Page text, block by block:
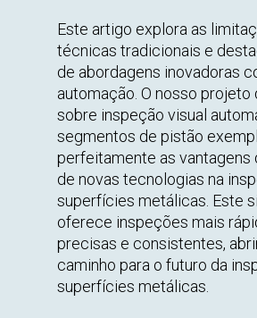
Este artigo explora as
técnicas tradicionais e
de abordagens inovadoras
automação. O nosso projeto
sobre inspeção visual
segmentos de pistão
perfeitamente as vantagens
de novas tecnologias na
superfícies metálicas. Este
oferece inspeções mais
precisas e consistentes,
caminho para o futuro da
superfícies metálicas.